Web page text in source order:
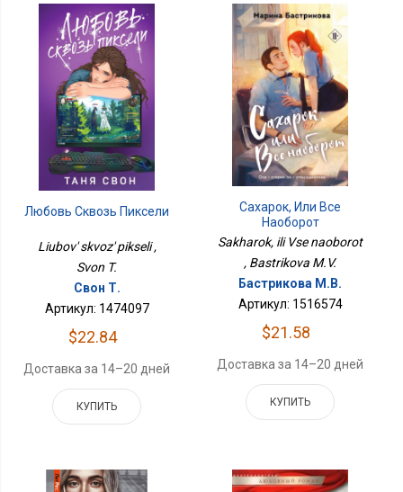
Любовь Сквозь Пиксели
Liubov' skvoz' pikseli ,
Svon T.
Свон Т.
Артикул: 1474097
$22.84
Доставка за 14–20 дней
КУПИТЬ
Сахарок, Или Все
Наоборот
Sakharok, ili Vse naoborot
, Bastrikova M.V.
Бастрикова М.В.
Артикул: 1516574
$21.58
Доставка за 14–20 дней
КУПИТЬ